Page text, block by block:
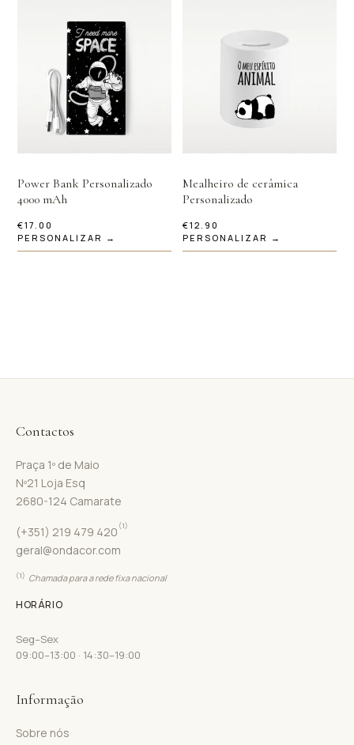
Power Bank Personalizado
4000 mAh
€17.00
PERSONALIZAR →
Mealheiro de cerâmica
Personalizado
€12.90
PERSONALIZAR →
Contactos
Praça 1º de Maio
Nº21 Loja Esq
2680-124 Camarate
(+351) 219 479 420 (1)
geral@ondacor.com
(1) Chamada para a rede fixa nacional
HORÁRIO
Seg–Sex
09:00–13:00 · 14:30–19:00
Informação
Sobre nós